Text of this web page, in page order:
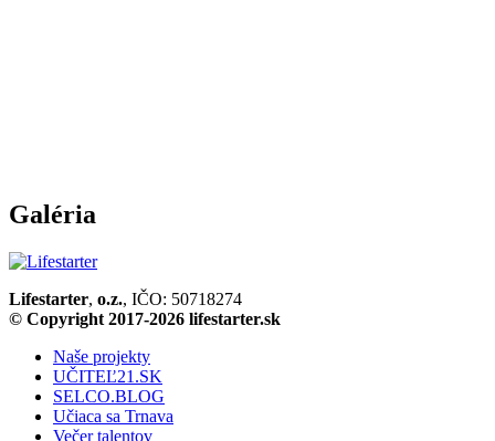
Galéria
Lifestarter, o.z., IČO: 50718274
© Copyright 2017-2026 lifestarter.sk
Naše projekty
UČITEĽ21.SK
SELCO.BLOG
Učiaca sa Trnava
Večer talentov